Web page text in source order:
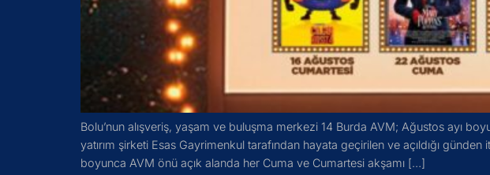
Bolu’nun alışveriş, yaşam ve buluşma merkezi 14 Burda AVM; Ağustos ayı
yatırım şirketi Esas Gayrimenkul tarafından hayata geçirilen ve açıldığı
boyunca AVM önü açık alanda her Cuma ve Cumartesi akşamı […]